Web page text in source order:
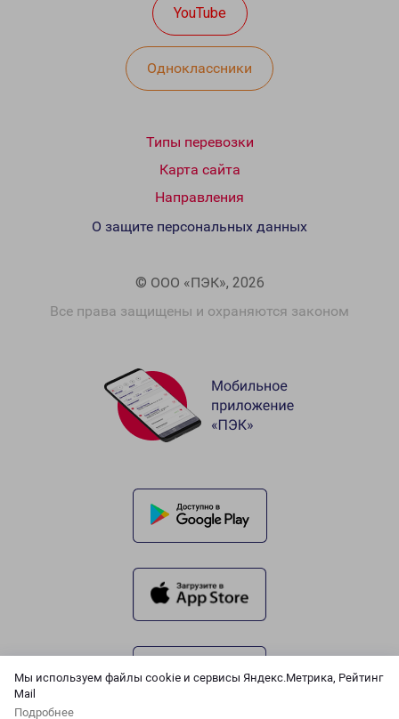
Мы используем файлы cookie и сервисы Яндекс.Метрика, Рейтинг
Mail
Подробнее
YouTube
Одноклассники
Типы перевозки
Карта сайта
Направления
© ООО «ПЭК», 2026
Все права защищены и охраняются законом
О защите персональных данных